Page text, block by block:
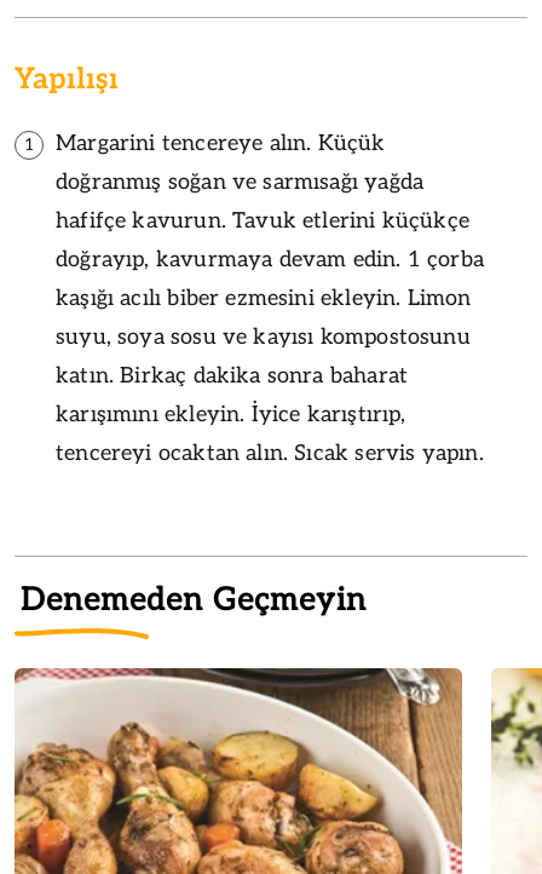
Yapılışı
1
Margarini tencereye alın. Küçük
doğranmış soğan ve sarmısağı yağda
hafifçe kavurun. Tavuk etlerini küçükçe
doğrayıp, kavurmaya devam edin. 1 çorba
kaşığı acılı biber ezmesini ekleyin. Limon
suyu, soya sosu ve kayısı kompostosunu
katın. Birkaç dakika sonra baharat
karışımını ekleyin. İyice karıştırıp,
tencereyi ocaktan alın. Sıcak servis yapın.
Denemeden Geçmeyin